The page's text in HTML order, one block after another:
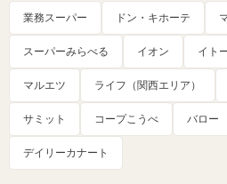
業務スーパー ドン・キホーテ
スーパーみらべる イオン イト
マルエツ ライフ（関西エリア）
サミット コープこうべ バロー
デイリーカナート